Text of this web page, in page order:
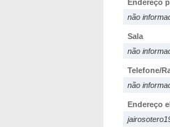
Endereço
não
Sala
não
Telefone/
não
Endereço